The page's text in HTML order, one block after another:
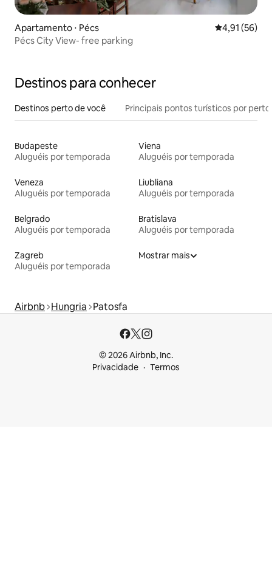
Apartamento ⋅ Pécs 4,91 de uma
4,91 (56)
Pécs City View- free parking
Destinos para conhecer
Destinos perto de você Principais pontos turísticos por perto
Budapeste
Aluguéis por temporada
Viena
Aluguéis por temporada
Veneza
Aluguéis por temporada
Liubliana
Aluguéis por temporada
Belgrado
Aluguéis por temporada
Bratislava
Aluguéis por temporada
Zagreb
Aluguéis por temporada
Mostrar mais
Airbnb Hungria Patosfa
© 2026 Airbnb, Inc.
Privacidade
Termos